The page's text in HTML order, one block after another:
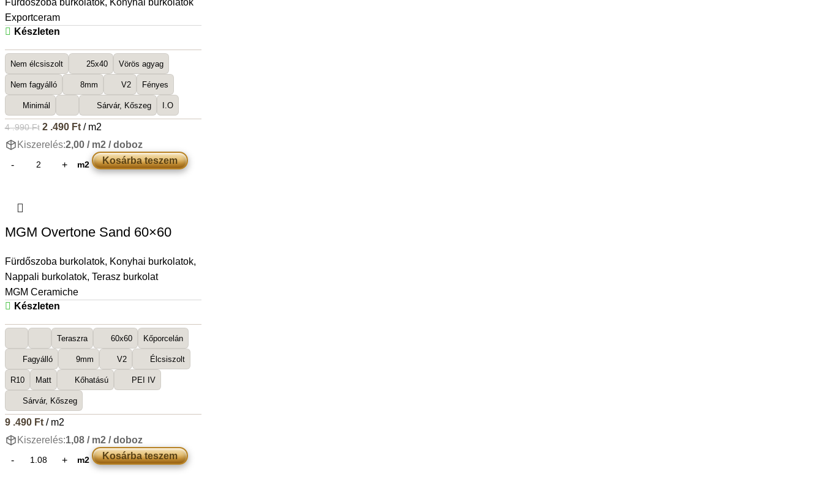
Fürdőszoba burkolatok, Konyhai burkolatok
Exportceram
Készleten
Nem élcsiszolt 25x40 Vörös agyag
Nem fagyálló 8mm V2 Fényes
Minimál Sárvár, Kőszeg I.O
4 .990Ft 2 .490 Ft/ m2
Kiszerelés:2,00 / m2 / doboz
m2 Kosárba teszem
MGM Overtone Sand 60×60
Fürdőszoba burkolatok, Konyhai burkolatok,
Nappali burkolatok, Terasz burkolat
MGM Ceramiche
Készleten
Teraszra 60x60 Kőporcelán
Fagyálló 9mm V2 Élcsiszolt
R10 Matt Kőhatású PEI IV
Sárvár, Kőszeg
9 .490 Ft/ m2
Kiszerelés:1,08 / m2 / doboz
m2 Kosárba teszem